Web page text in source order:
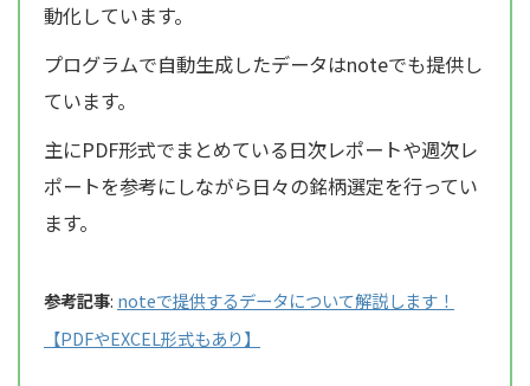
動化しています。
プログラムで自動生成したデータはnoteでも提供し
ています。
主にPDF形式でまとめている日次レポートや週次レ
ポートを参考にしながら日々の銘柄選定を行ってい
ます。
参考記事: noteで提供するデータについて解説します！
【PDFやEXCEL形式もあり】